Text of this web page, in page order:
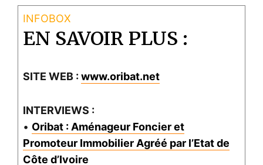
EN SAVOIR PLUS :
SITE WEB : www.oribat.net
INTERVIEWS :
• Oribat : Aménageur Foncier et
Promoteur Immobilier Agréé par l’Etat de
Côte d’Ivoire